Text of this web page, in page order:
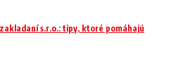
s.r.o.: tipy, ktoré pomáhajú